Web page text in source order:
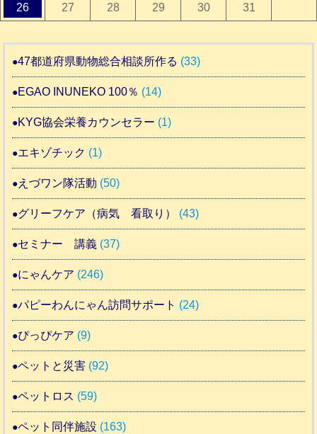
26 27 28 29 30 31
47都道府県動物総合相談所作る (33)
EGAO INUNEKO 100％ (14)
KYG協会栄養カウンセラー (1)
エキゾチック (1)
えづワン隊活動 (50)
グリーフケア（病気 看取り） (43)
セミナー 講義 (37)
にゃんケア (246)
パピーわんにゃん訪問サポート (24)
ぴっぴケア (9)
ペットと災害 (92)
ペットロス (59)
ペット同伴施設 (163)